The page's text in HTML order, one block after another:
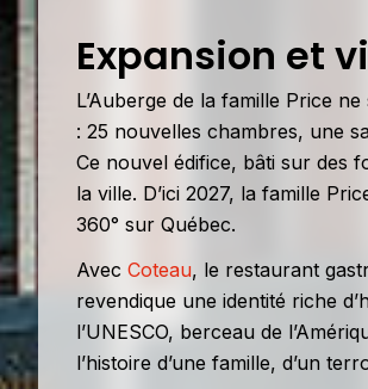
Expansion et
L’Auberge de la famille Price
: 25 nouvelles chambres, une
Ce nouvel édifice, bâti sur des
la ville. D’ici 2027, la famille
360° sur Québec.
Avec Coteau, le restaurant
revendique une identité riche
l’UNESCO, berceau de
l’histoire d’une famille, d’un